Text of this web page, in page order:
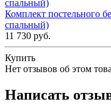
Комплект постельного
спальный)
11 730 руб.
Купить
Нет отзывов об этом
Написать